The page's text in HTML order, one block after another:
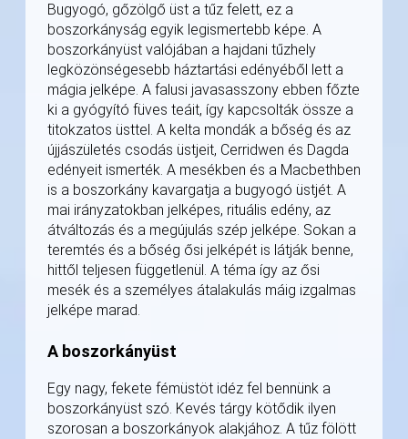
Bugyogó, gőzölgő üst a tűz felett, ez a
boszorkányság egyik legismertebb képe. A
boszorkányüst valójában a hajdani tűzhely
legközönségesebb háztartási edényéből lett a
mágia jelképe. A falusi javasasszony ebben főzte
ki a gyógyító füves teáit, így kapcsolták össze a
titokzatos üsttel. A kelta mondák a bőség és az
újjászületés csodás üstjeit, Cerridwen és Dagda
edényeit ismerték. A mesékben és a Macbethben
is a boszorkány kavargatja a bugyogó üstjét. A
mai irányzatokban jelképes, rituális edény, az
átváltozás és a megújulás szép jelképe. Sokan a
teremtés és a bőség ősi jelképét is látják benne,
hittől teljesen függetlenül. A téma így az ősi
mesék és a személyes átalakulás máig izgalmas
jelképe marad.
A boszorkányüst
Egy nagy, fekete fémüstöt idéz fel bennünk a
boszorkányüst szó. Kevés tárgy kötődik ilyen
szorosan a boszorkányok alakjához. A tűz fölött